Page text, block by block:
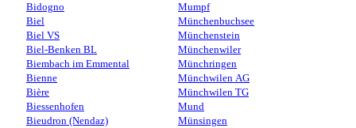
Bidogno
Biel
Biel VS
Biel-Benken BL
Biembach im Emmental
Bienne
Bière
Biessenhofen
Bieudron (Nendaz)
Mumpf
Münchenbuchsee
Münchenstein
Münchenwiler
Münchringen
Münchwilen AG
Münchwilen TG
Mund
Münsingen